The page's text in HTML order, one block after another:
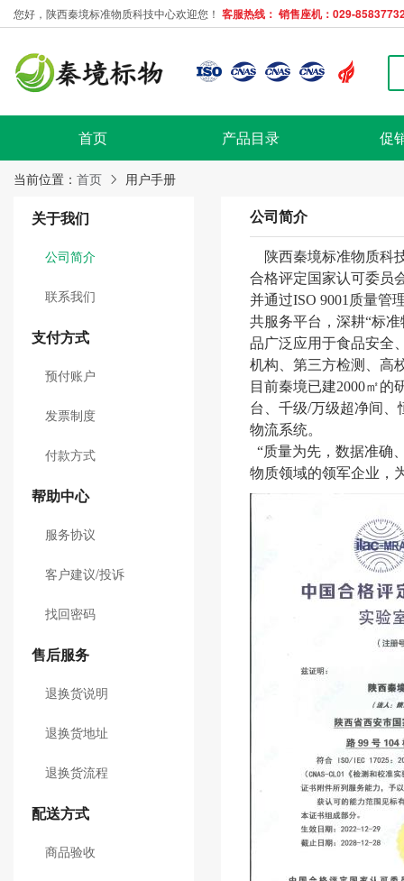
您好，陕西秦境标准物质科技中心欢迎您！ 客服热线： 销售座机：029-
首页 产品目录 促
当前位置： 首页 用户手册
关于我们
公司简介
联系我们
支付方式
预付账户
发票制度
付款方式
帮助中心
服务协议
客户建议/投诉
找回密码
售后服务
退换货说明
退换货地址
退换货流程
配送方式
商品验收
公司简介
陕西秦境标准物质科
合格评定国家认可委员
并通过ISO 9001质量管
共服务平台，深耕“标
品广泛应用于食品安全
机构、第三方检测、高
目前秦境已建2000㎡
台、千级/万级超净间、
物流系统。
“质量为先，数据准确
物质领域的领军企业，